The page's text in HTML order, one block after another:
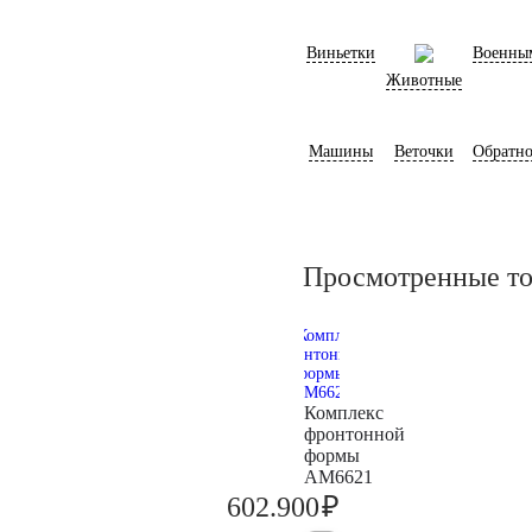
Виньетки
Животные
Машины Веточки
Просмотренные
Комплекс
фронтонной
формы
AM6621
602.900₽